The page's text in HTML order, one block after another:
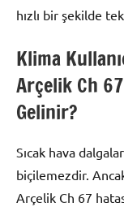
hızlı bir şekilde
Klima
Arçelik Ch
Gelinir?
Sıcak hava
biçilemezdir.
Arçelik Ch 67